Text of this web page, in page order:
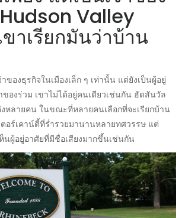
Valley
าเรียกมันว่าบ้าน
าของธุรกิจในเมืองเล็ก ๆ เท่านั้น แต่ยังเป็นผู้อยู่
ของร่วม เขาไม่ได้อยู่คนเดียวเช่นกัน ฮัดสันวัล
หลายคน ในขณะที่หลายคนเลือกที่จะเรียกบ้าน
อร์เคาน์ตี้ที่ร่ำรวยมานานหลายทศวรรษ แต่
นผู้อยู่อาศัยที่มีชื่อเสียงมากขึ้นเช่นกัน